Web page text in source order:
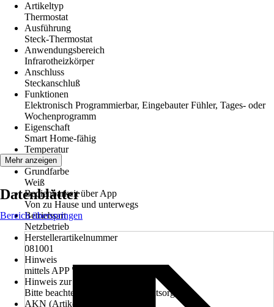
Artikeltyp
Thermostat
Ausführung
Steck-Thermostat
Anwendungsbereich
Infrarotheizkörper
Anschluss
Steckanschluß
Funktionen
Elektronisch Programmierbar, Eingebauter Fühler, Tages- oder
Wochenprogramm
Eigenschaft
Smart Home-fähig
Temperatur
50 °C
Grundfarbe
Weiß
Bedienbarkeit über App
Von zu Hause und unterwegs
Betriebsart
Netzbetrieb
Herstellerartikelnummer
081001
Hinweis
mittels APP "Smart Life" steuerbar
Hinweis zur Entsorgung
Bitte beachte die Hinweise zur Entsorgung
AKN (Artikelkurznummer)
Mehr anzeigen
Datenblätter
Bereich überspringen